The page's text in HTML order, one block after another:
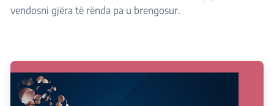
vendosni gjëra të rënda pa u brengosur.